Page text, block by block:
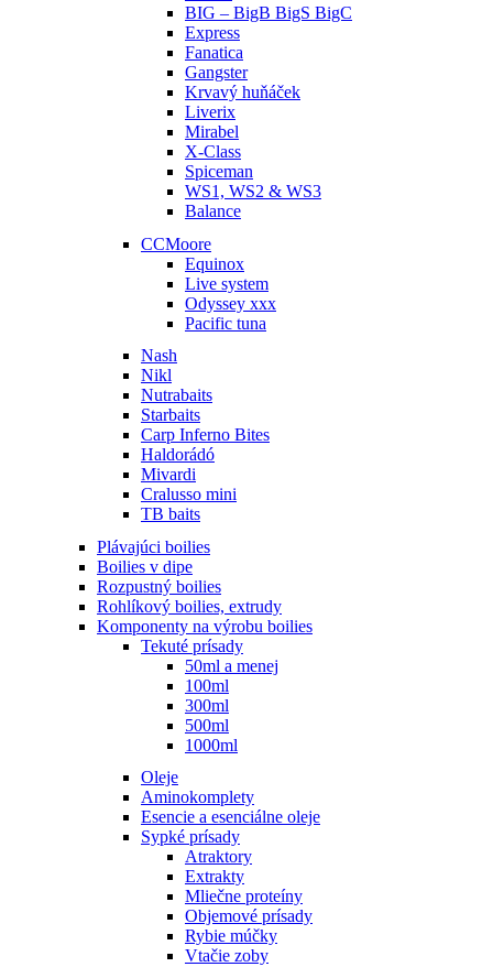
BIG – BigB BigS BigC
Express
Fanatica
Gangster
Krvavý huňáček
Liverix
Mirabel
X-Class
Spiceman
WS1, WS2 & WS3
Balance
CCMoore
Equinox
Live system
Odyssey xxx
Pacific tuna
Nash
Nikl
Nutrabaits
Starbaits
Carp Inferno Bites
Haldorádó
Mivardi
Cralusso mini
TB baits
Plávajúci boilies
Boilies v dipe
Rozpustný boilies
Rohlíkový boilies, extrudy
Komponenty na výrobu boilies
Tekuté prísady
50ml a menej
100ml
300ml
500ml
1000ml
Oleje
Aminokomplety
Esencie a esenciálne oleje
Sypké prísady
Atraktory
Extrakty
Mliečne proteíny
Objemové prísady
Rybie múčky
Vtačie zoby